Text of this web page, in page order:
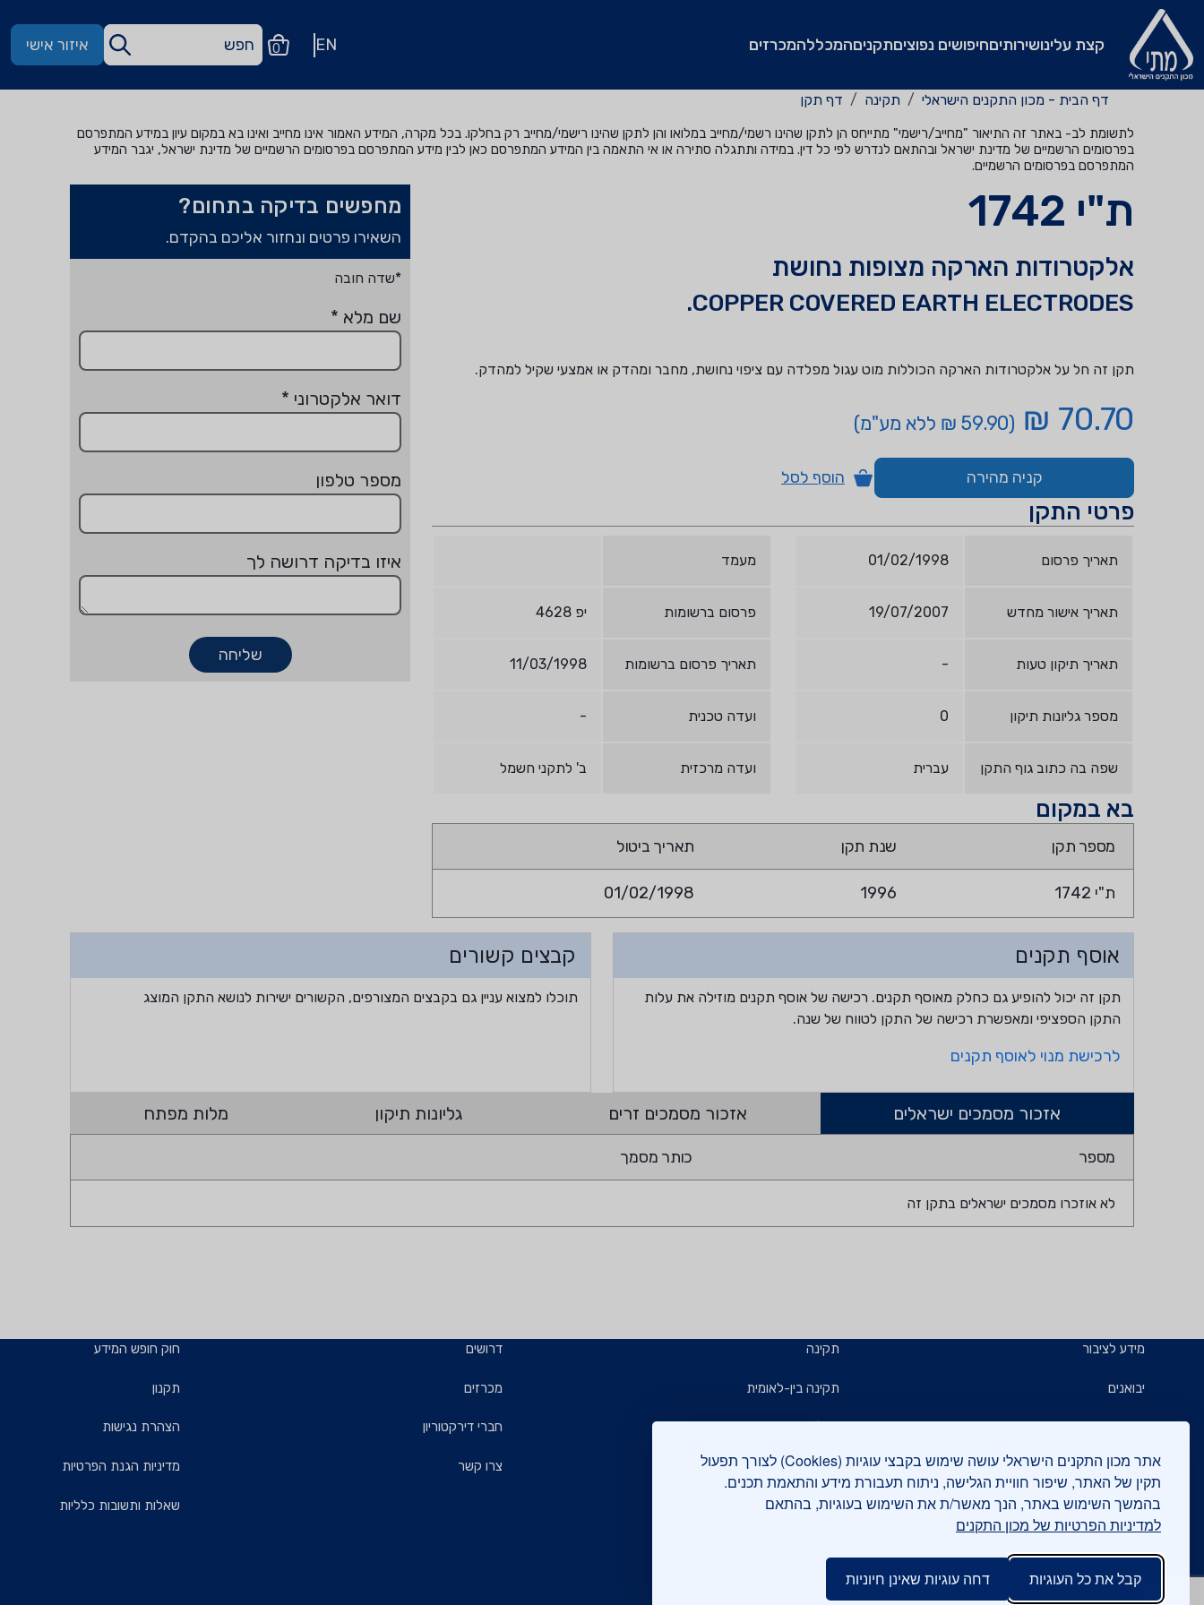
אתר מכון התקנים הישראלי עושה שימוש בקבצי עוגיות (Cookies) לצורך תפעול
תקין של האתר, שיפור חוויית הגלישה, ניתוח תעבורת מידע והתאמת תכנים.
בהמשך השימוש באתר, הנך מאשר/ת את השימוש בעוגיות, בהתאם
למדיניות הפרטיות של מכון התקנים
קבל את כל העוגיות דחה עוגיות שאינן חיוניות
קצת עלינושירותיםחיפושים נפוציםתקניםהמכללהמכרזים EN
0 איזור אישי
דף הבית - מכון התקנים הישראלי תקינה דף תקן
לתשומת לב- באתר זה התיאור "מחייב/רישמי" מתייחס הן לתקן שהינו רשמי/מחייב במלואו והן לתקן שהינו רישמי/מחייב רק בחלקו. בכל מקרה, המידע האמור אינו מחייב ואינו בא במקום עיון במידע המתפרסם
בפרסומים הרשמיים של מדינת ישראל ובהתאם לנדרש לפי כל דין. במידה ותתגלה סתירה או אי התאמה בין המידע המתפרסם כאן לבין מידע המתפרסם בפרסומים הרשמיים של מדינת ישראל, יגבר המידע
המתפרסם בפרסומים הרשמיים.
ת"י 1742
אלקטרודות הארקה מצופות נחושת
COPPER COVERED EARTH ELECTRODES.
תקן זה חל על אלקטרודות הארקה הכוללות מוט עגול מפלדה עם ציפוי נחושת, מחבר ומהדק או אמצעי שקיל למהדק.
70.70 ₪ (59.90 ₪ ללא מע"מ)
קניה מהירה הוסף לסל
פרטי התקן
תאריך פרסום 01/02/1998
תאריך אישור מחדש 19/07/2007
תאריך תיקון טעות -
מספר גליונות תיקון 0
שפה בה כתוב גוף התקן עברית
מעמד
פרסום ברשומות יפ 4628
תאריך פרסום ברשומות 11/03/1998
ועדה טכנית -
ועדה מרכזית ב' לתקני חשמל
בא במקום
מספר תקן שנת תקן תאריך ביטול
ת"י 1742 1996
01/02/1998
מחפשים בדיקה בתחום?
השאירו פרטים ונחזור אליכם בהקדם.
*שדה חובה
שם מלא *
דואר אלקטרוני *
מספר טלפון
איזו בדיקה דרושה לך
שליחה
אוסף תקנים
תקן זה יכול להופיע גם כחלק מאוסף תקנים. רכישה של אוסף תקנים מוזילה את עלות
התקן הספציפי ומאפשרת רכישה של התקן לטווח של שנה.
לרכישת מנוי לאוסף תקנים
קבצים קשורים
תוכלו למצוא עניין גם בקבצים המצורפים, הקשורים ישירות לנושא התקן המוצג
אזכור מסמכים ישראלים אזכור מסמכים זרים גליונות תיקון מלות מפתח
מספר כותר מסמך
לא אוזכרו מסמכים ישראלים בתקן זה
מידע לציבור
יבואנים
תו תקן
תו ירוק
יצואנים
תקינה
תקינה בין-לאומית
קבלנים ויזמים
תעשיינים
בדיקות
דרושים
מכרזים
חברי דירקטוריון
צרו קשר
חוק חופש המידע
תקנון
הצהרת נגישות
מדיניות הגנת הפרטיות
שאלות ותשובות כלליות